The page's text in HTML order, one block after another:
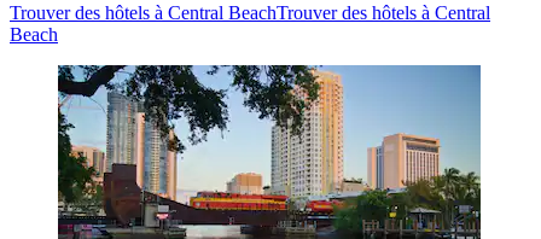
Trouver des hôtels à Central BeachTrouver des hôtels à Central
Beach